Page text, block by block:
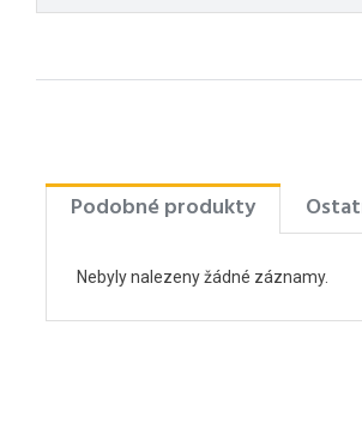
Podobné produkty
Nebyly nalezeny žádné záznamy.